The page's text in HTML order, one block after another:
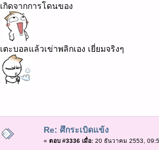
เกิดจากการโดนของ
เตะบอลแล้วเข่าพลิกเอง เยี่ยมจริงๆ
Re: ศึกระเบิดแข้ง
« ตอบ #3336 เมื่อ:20 ธันวาคม 2553,